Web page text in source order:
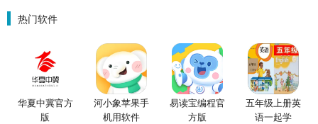
热门软件
华夏中冀官方
版
河小象苹果手
机用软件
易读宝编程官
方版
五年级上册英
语一起学